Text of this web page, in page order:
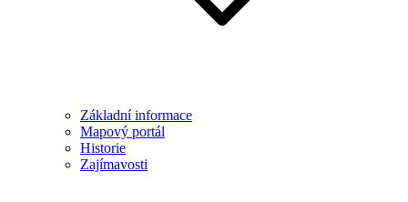
Základní informace
Mapový portál
Historie
Zajímavosti